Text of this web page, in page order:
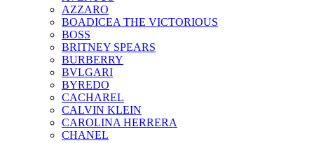
AZZARO
BOADICEA THE VICTORIOUS
BOSS
BRITNEY SPEARS
BURBERRY
BVLGARI
BYREDO
CACHAREL
CALVIN KLEIN
CAROLINA HERRERA
CHANEL